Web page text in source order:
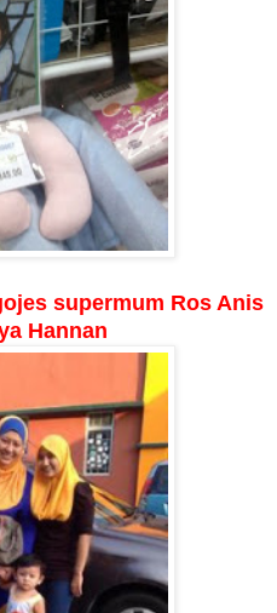
supermum Ros Anis
Hannan